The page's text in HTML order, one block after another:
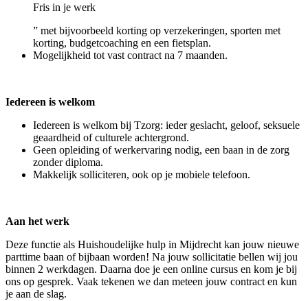
Fris in je werk
” met bijvoorbeeld korting op verzekeringen, sporten met
korting, budgetcoaching en een fietsplan.
Mogelijkheid tot vast contract na 7 maanden.
Iedereen is welkom
Iedereen is welkom bij Tzorg: ieder geslacht, geloof, seksuele
geaardheid of culturele achtergrond.
Geen opleiding of werkervaring nodig, een baan in de zorg
zonder diploma.
Makkelijk solliciteren, ook op je mobiele telefoon.
Aan het werk
Deze functie als Huishoudelijke hulp in Mijdrecht kan jouw nieuwe
parttime baan of bijbaan worden! Na jouw sollicitatie bellen wij jou
binnen 2 werkdagen. Daarna doe je een online cursus en kom je bij
ons op gesprek. Vaak tekenen we dan meteen jouw contract en kun
je aan de slag.